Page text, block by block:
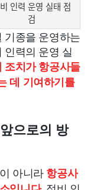
인력 운영 실태 점
검
기종을 운영하는
인력의 운영 실
조치가 항공사들
데 기여하기를
으로의 방
아니라항공사